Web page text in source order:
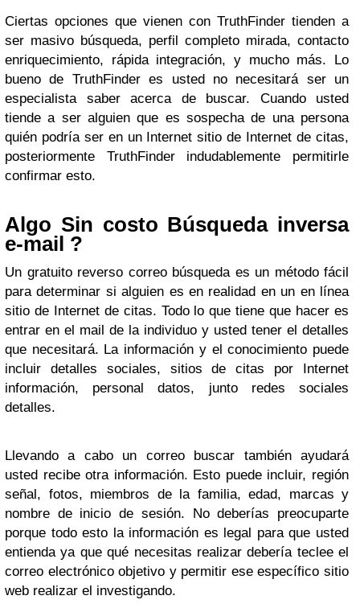
Ciertas opciones que vienen con TruthFinder tienden a
ser masivo búsqueda, perfil completo mirada, contacto
enriquecimiento, rápida integración, y mucho más. Lo
bueno de TruthFinder es usted no necesitará ser un
especialista saber acerca de buscar. Cuando usted
tiende a ser alguien que es sospecha de una persona
quién podría ser en un Internet sitio de Internet de citas,
posteriormente TruthFinder indudablemente permitirle
confirmar esto.
Algo Sin costo Búsqueda inversa
e-mail ?
Un gratuito reverso correo búsqueda es un método fácil
para determinar si alguien es en realidad en un en línea
sitio de Internet de citas. Todo lo que tiene que hacer es
entrar en el mail de la individuo y usted tener el detalles
que necesitará. La información y el conocimiento puede
incluir detalles sociales, sitios de citas por Internet
información, personal datos, junto redes sociales
detalles.
Llevando a cabo un correo buscar también ayudará
usted recibe otra información. Esto puede incluir, región
señal, fotos, miembros de la familia, edad, marcas y
nombre de inicio de sesión. No deberías preocuparte
porque todo esto la información es legal para que usted
entienda ya que qué necesitas realizar debería teclee el
correo electrónico objetivo y permitir ese específico sitio
web realizar el investigando.